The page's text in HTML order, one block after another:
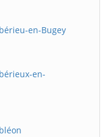
en-Bugey
en-